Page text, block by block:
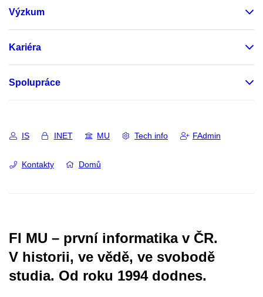
Výzkum
Kariéra
Spolupráce
IS INET MU Tech info FAdmin
Kontakty Domů
FI MU – první informatika v ČR.
V historii, ve vědě, ve svobodě
studia. Od roku 1994 dodnes.